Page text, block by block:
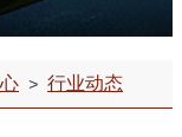
> 行业动态